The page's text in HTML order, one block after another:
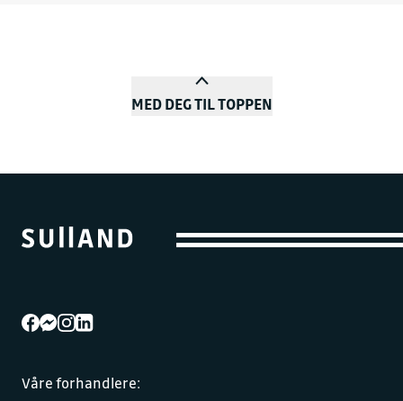
MED DEG TIL TOPPEN
Våre forhandlere: